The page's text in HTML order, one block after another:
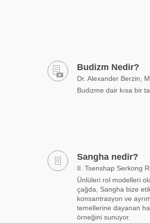
Budizm Nedir?
Dr. Alexander Berzin,
Budizme dair kısa bir
Sangha nedir?
II. Tsenshap Serkong
Ünlüleri rol modelleri
çağda, Sangha bize
konsantrasyon ve
temellerine dayanan
örneğini sunuyor.